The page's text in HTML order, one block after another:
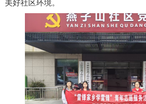
美好社区环境。